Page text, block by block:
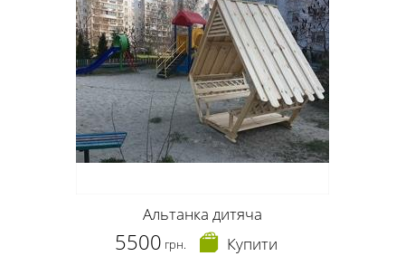
Альтанка дитяча
5500 грн. Купити